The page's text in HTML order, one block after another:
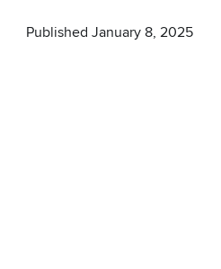
Published January 8, 2025